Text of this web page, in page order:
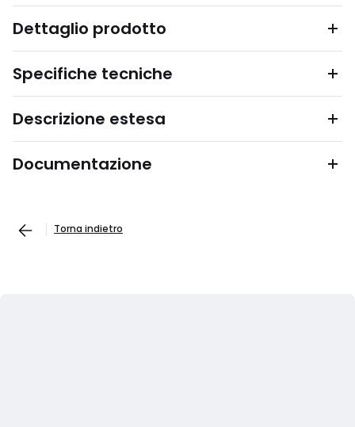
Dettaglio prodotto
Specifiche tecniche
Descrizione estesa
Documentazione
Torna indietro